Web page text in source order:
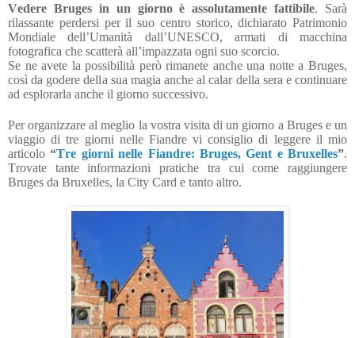
Vedere Bruges in un giorno è assolutamente fattibile. Sarà
rilassante perdersi per il suo centro storico, dichiarato Patrimonio
Mondiale dell’Umanità dall’UNESCO, armati di macchina
fotografica che scatterà all’impazzata ogni suo scorcio.
Se ne avete la possibilità però rimanete anche una notte a Bruges,
così da godere della sua magia anche al calar della sera e continuare
ad esplorarla anche il giorno successivo.
Per organizzare al meglio la vostra visita di un giorno a Bruges e un
viaggio di tre giorni nelle Fiandre vi consiglio di leggere il mio
articolo“Tre giorni nelle Fiandre: Bruges, Gent e Bruxelles”.
Trovate tante informazioni pratiche tra cui come raggiungere
Bruges da Bruxelles, la City Card e tanto altro.